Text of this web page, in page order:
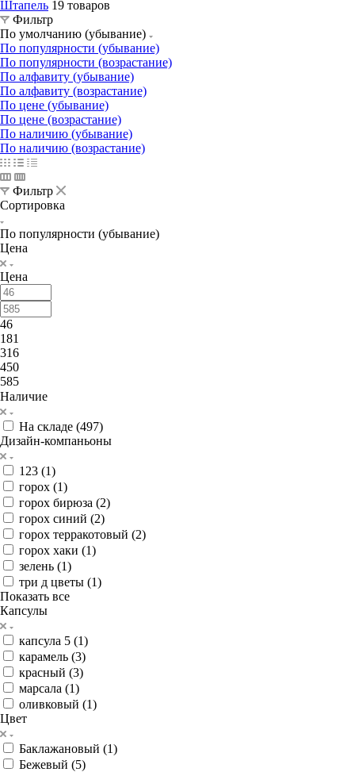
Штапель 19 товаров
Фильтр
По умолчанию (убывание)
По популярности (убывание)
По популярности (возрастание)
По алфавиту (убывание)
По алфавиту (возрастание)
По цене (убывание)
По цене (возрастание)
По наличию (убывание)
По наличию (возрастание)
Фильтр
Сортировка
По популярности (убывание)
Цена
Цена
46
181
316
450
585
Наличие
На складе (497)
Дизайн-компаньоны
123 (1)
горох (1)
горох бирюза (2)
горох синий (2)
горох терракотовый (2)
горох хаки (1)
зелень (1)
три д цветы (1)
Показать все
Капсулы
капсула 5 (1)
карамель (3)
красный (3)
марсала (1)
оливковый (1)
Цвет
Баклажановый (1)
Бежевый (5)